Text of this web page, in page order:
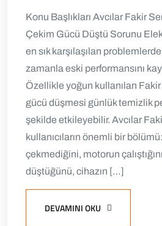
Konu Başlıkları Avcılar Fakir
Çekim Gücü Düştü Sorunu
en sık karşılaşılan
zamanla eski performansını
Özellikle yoğun kullanılan
gücü düşmesi günlük temizlik
şekilde etkileyebilir. Avcılar
kullanıcıların önemli bir
çekmediğini, motorun
düştüğünü, cihazın […]
DEVAMINI OKU